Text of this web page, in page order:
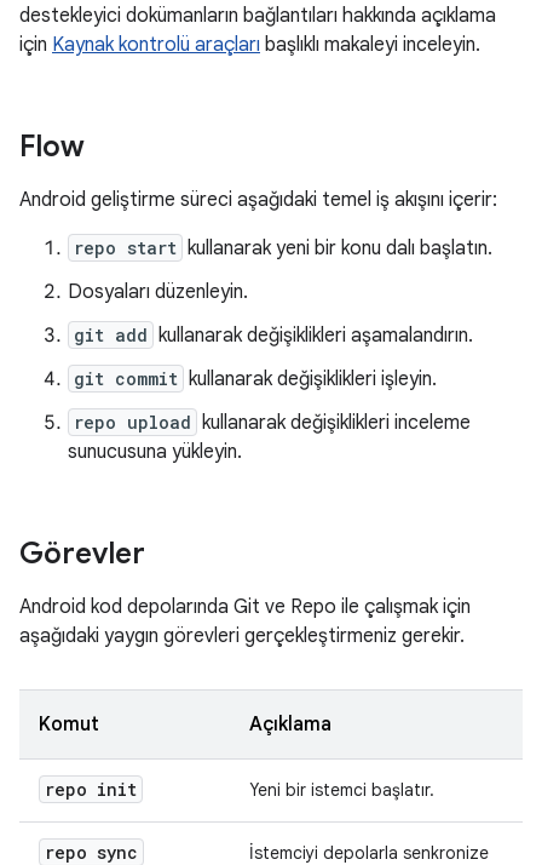
destekleyici dokümanların bağlantıları hakkında açıklama
için Kaynak kontrolü araçları başlıklı makaleyi inceleyin.
Flow
Android geliştirme süreci aşağıdaki temel iş akışını içerir:
repo start kullanarak yeni bir konu dalı başlatın.
Dosyaları düzenleyin.
git add kullanarak değişiklikleri aşamalandırın.
git commit kullanarak değişiklikleri işleyin.
repo upload kullanarak değişiklikleri inceleme
sunucusuna yükleyin.
Görevler
Android kod depolarında Git ve Repo ile çalışmak için
aşağıdaki yaygın görevleri gerçekleştirmeniz gerekir.
Komut Açıklama
repo init Yeni bir istemci başlatır.
repo sync
İstemciyi depolarla senkronize